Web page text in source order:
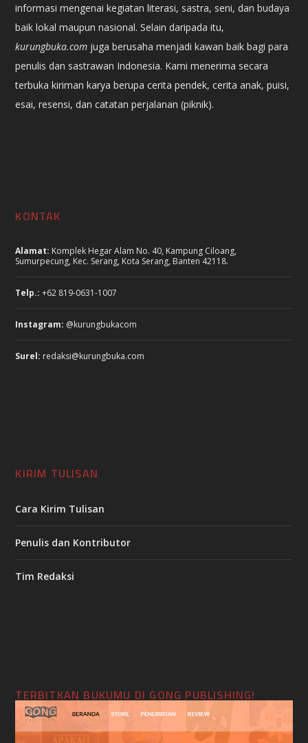
informasi mengenai kegiatan literasi, sastra, seni, dan budaya
baik lokal maupun nasional. Selain daripada itu,
kurungbuka.com juga berusaha menjadi kawan baik bagi para
penulis dan sastrawan Indonesia. Kami menerima secara
terbuka kiriman karya berupa cerita pendek, cerita anak, puisi,
esai, resensi, dan catatan perjalanan (piknik).
KONTAK
Alamat: Komplek Hegar Alam No. 40, Kampung Ciloang,
Sumurpecung, Kec. Serang, Kota Serang, Banten 42118.
Telp.: +62 819-0631-1007
Instagram: @kurungbukacom
Surel: redaksi@kurungbuka.com
KIRIM TULISAN
Cara Kirim Tulisan
Penulis dan Kontributor
Tim Redaksi
TERBITKAN BUKUMU DI GONG PUBLISHING!